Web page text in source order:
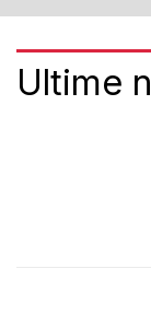
Ultime